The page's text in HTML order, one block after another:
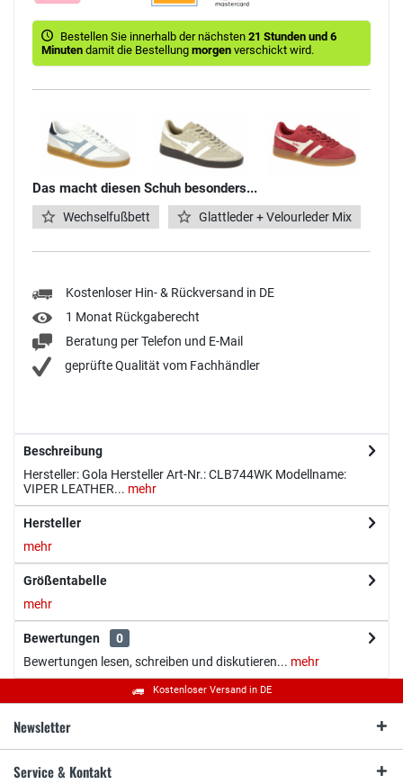
Bestellen Sie innerhalb der nächsten 21 Stunden und 6
Minuten damit die Bestellung morgen verschickt wird.
Das macht diesen Schuh besonders...
Wechselfußbett Glattleder + Velourleder Mix
Kostenloser Hin- & Rückversand in DE
1 Monat Rückgaberecht
Beratung per Telefon und E-Mail
geprüfte Qualität vom Fachhändler
Beschreibung
Hersteller: Gola Hersteller Art-Nr.: CLB744WK Modellname:
VIPER LEATHER... mehr
Hersteller
mehr
Größentabelle
mehr
Bewertungen
0
Bewertungen lesen, schreiben und diskutieren... mehr
Kostenloser Versand in DE
Newsletter
Service & Kontakt